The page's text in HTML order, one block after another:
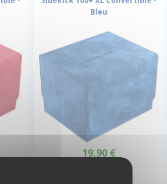
Bleu
19,90 €